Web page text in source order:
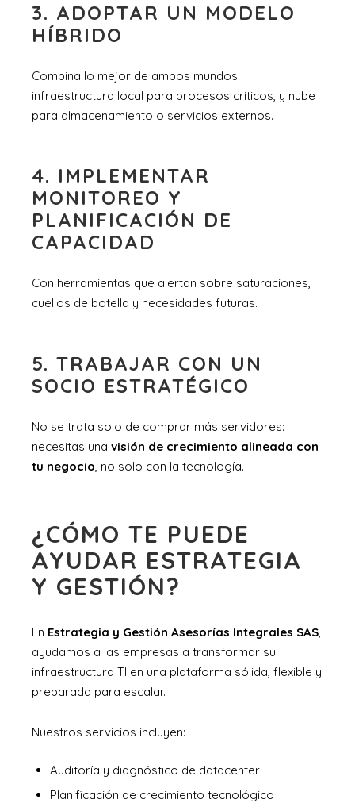
3. ADOPTAR UN MODELO
HÍBRIDO
Combina lo mejor de ambos mundos:
infraestructura local para procesos críticos, y nube
para almacenamiento o servicios externos.
4. IMPLEMENTAR
MONITOREO Y
PLANIFICACIÓN DE
CAPACIDAD
Con herramientas que alertan sobre saturaciones,
cuellos de botella y necesidades futuras.
5. TRABAJAR CON UN
SOCIO ESTRATÉGICO
No se trata solo de comprar más servidores:
necesitas una visión de crecimiento alineada con
tu negocio , no solo con la tecnología.
¿CÓMO TE PUEDE
AYUDAR ESTRATEGIA
Y GESTIÓN?
En Estrategia y Gestión Asesorías Integrales SAS,
ayudamos a las empresas a transformar su
infraestructura TI en una plataforma sólida, flexible y
preparada para escalar.
Nuestros servicios incluyen:
Auditoría y diagnóstico de datacenter
Planificación de crecimiento tecnológico